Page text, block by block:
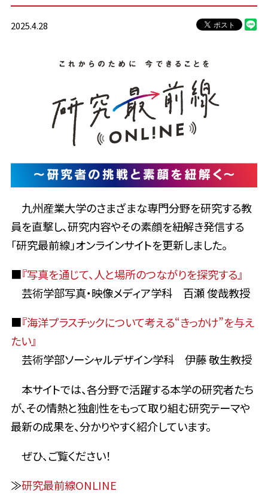
2025.4.28
九州産業大学のさまざまな専門分野を研究する教
員を直撃し、研究内容やその素顔を紐解き発信する
「研究最前線」オンラインサイトを更新しました。
■『写真を通じて、人と場所のつながりを探究する』
芸術学部写真・映像メディア学科 百瀬 俊哉教授
■『海洋プラスチックについて考える“きっかけ”を与え
たい』
芸術学部ソーシャルデザイン学科 伊藤 敬生教授
本サイトでは、各分野で活躍する本学の研究者たち
が、その情熱と独創性をもって取り組む研究テーマや
最新の成果を、分かりやすく紹介しています。
ぜひ、ご覧ください！
≫研究最前線ONLINE